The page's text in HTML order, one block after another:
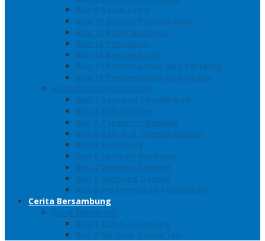
Bab 9 Rawa-rawa
Bab 10 Malam Penumpasan
Bab 11 Bulak Banteng
Bab 12 Persiapan
Bab 13 Rencana Lain
Bab 14 Pertempuran Hari Pertama
Bab 15 Pertempuran Hari Kedua
Penaklukan Panarukan
Bab 1 Rencana Penaklukan
Bab 2 Sabuk Inten
Bab 3 Pangeran Benawa
Bab 4 Kabut di Tengah Malam
Bab 5 Berhitung
Bab 6 Lembah Merbabu
Bab 7 Wedhus Gembel
Bab 8 Gerbang Demak
Bab 9 Pertempuran Panarukan
Cerita Bersambung
Sang Maharani
Bab 1 Bulan Telanjang
Bab 2 Nir Wuk Tanpa Jalu